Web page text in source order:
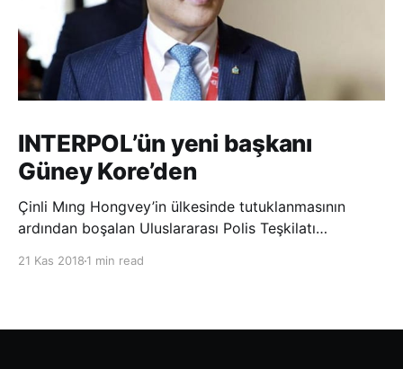
INTERPOL’ün yeni başkanı
Güney Kore’den
Çinli Mıng Hongvey’in ülkesinde tutuklanmasının
ardından boşalan Uluslararası Polis Teşkilatı
21 Kas 2018 1 min read